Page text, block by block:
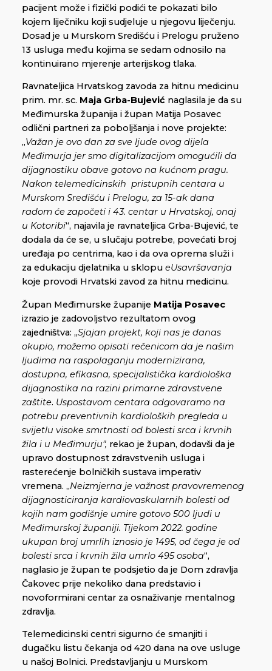
pacijent može i fizički podići te pokazati bilo
kojem liječniku koji sudjeluje u njegovu liječenju.
Dosad je u Murskom Središću i Prelogu pruženo
13 usluga među kojima se sedam odnosilo na
kontinuirano mjerenje arterijskog tlaka.
Ravnateljica Hrvatskog zavoda za hitnu medicinu
prim. mr. sc. Maja Grba-Bujević naglasila je da su
Međimurska županija i župan Matija Posavec
odlični partneri za poboljšanja i nove projekte:
„Važan je ovo dan za sve ljude ovog dijela
Međimurja jer smo digitalizacijom omogućili da
dijagnostiku obave gotovo na kućnom pragu.
Nakon telemedicinskih pristupnih centara u
Murskom Središću i Prelogu, za 15-ak dana
radom će započeti i 43. centar u Hrvatskoj, onaj
u Kotoribi“, najavila je ravnateljica Grba-Bujević, te
dodala da će se, u slučaju potrebe, povećati broj
uređaja po centrima, kao i da ova oprema služi i
za edukaciju djelatnika u sklopu eUsavršavanja
koje provodi Hrvatski zavod za hitnu medicinu.
Župan Međimurske županije Matija Posavec
izrazio je zadovoljstvo rezultatom ovog
zajedništva: „Sjajan projekt, koji nas je danas
okupio, možemo opisati rečenicom da je našim
ljudima na raspolaganju modernizirana,
dostupna, efikasna, specijalistička kardiološka
dijagnostika na razini primarne zdravstvene
zaštite. Uspostavom centara odgovaramo na
potrebu preventivnih kardioloških pregleda u
svijetlu visoke smrtnosti od bolesti srca i krvnih
žila i u Međimurju", rekao je župan, dodavši da je
upravo dostupnost zdravstvenih usluga i
rasterećenje bolničkih sustava imperativ
vremena. „Neizmjerna je važnost pravovremenog
dijagnosticiranja kardiovaskularnih bolesti od
kojih nam godišnje umire gotovo 500 ljudi u
Međimurskoj županiji. Tijekom 2022. godine
ukupan broj umrlih iznosio je 1495, od čega je od
bolesti srca i krvnih žila umrlo 495 osoba“,
naglasio je župan te podsjetio da je Dom zdravlja
Čakovec prije nekoliko dana predstavio i
novoformirani centar za osnaživanje mentalnog
zdravlja.
Telemedicinski centri sigurno će smanjiti i
dugačku listu čekanja od 420 dana na ove usluge
u našoj Bolnici. Predstavljanju u Murskom